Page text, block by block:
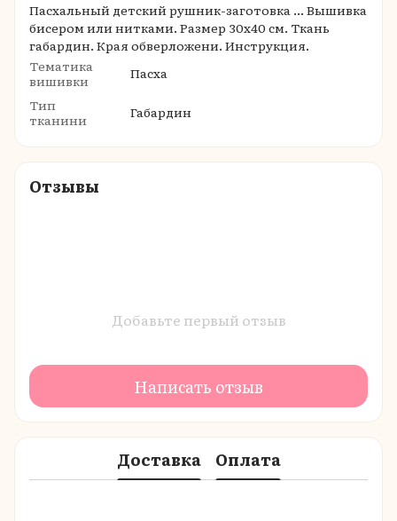
Пасхальный детский рушник-заготовка ... Вышивка
бисером или нитками. Размер 30х40 см. Ткань
габардин. Края обверложени. Инструкция.
Тематика
вишивки
Пасха
Тип
тканини
Габардин
Отзывы
Добавьте первый отзыв
Написать отзыв
Доставка Оплата